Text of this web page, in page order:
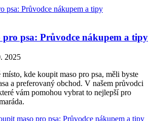
psa: Průvodce nákupem a tipy
2025
kde koupit maso pro psa, měli byste
a preferovaný obchod. V našem průvodci
vám pomohou vybrat to nejlepší pro
maso pro psa: Průvodce nákupem a tipy